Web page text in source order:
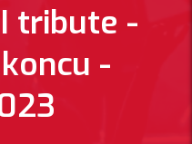
tribute -
-